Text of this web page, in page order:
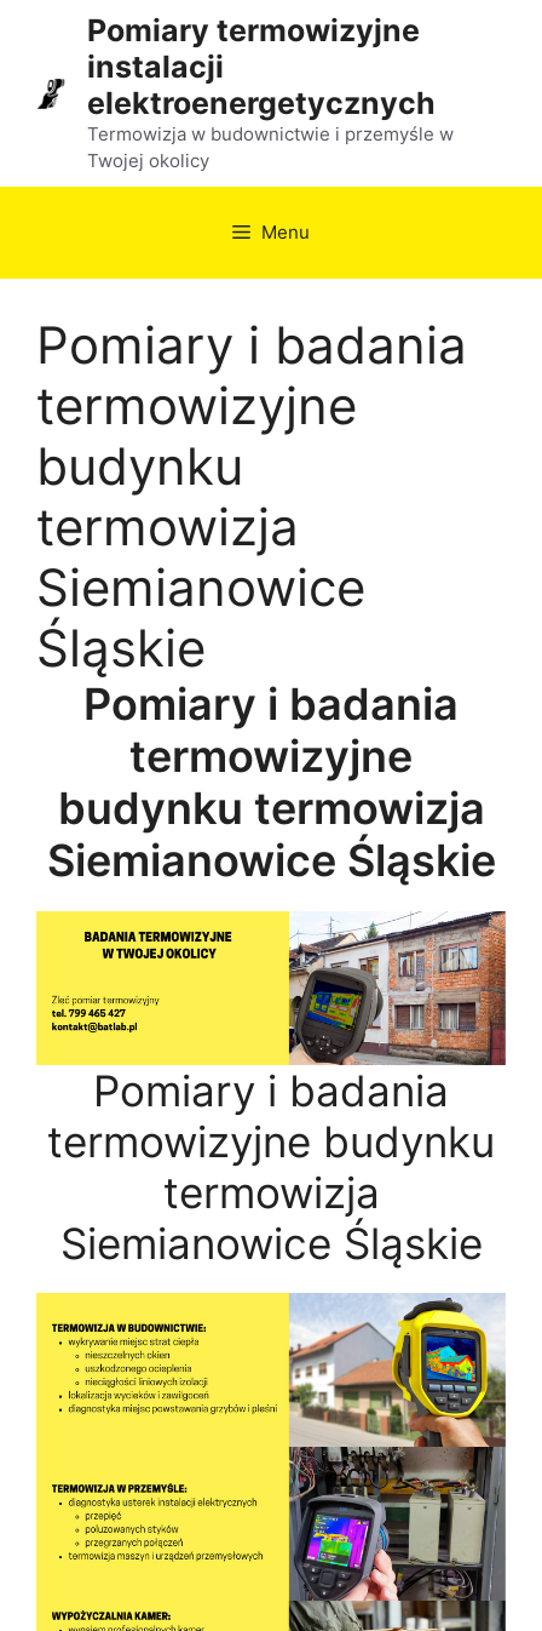
treści
Pomiary termowizyjne
instalacji
elektroenergetycznych
Termowizja w budownictwie i przemyśle w
Twojej okolicy
Menu
Pomiary i badania
termowizyjne
budynku
termowizja
Siemianowice
Śląskie
Pomiary i badania
termowizyjne
budynku termowizja
Siemianowice Śląskie
Pomiary i badania
termowizyjne budynku
termowizja
Siemianowice Śląskie